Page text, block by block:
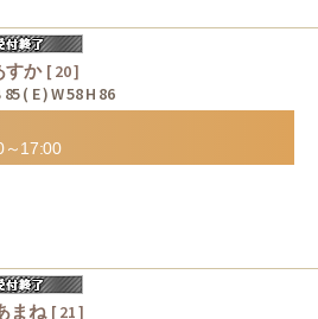
すか [ 20 ]
( E ) W 58 H 86
～17:00
まね [ 21 ]